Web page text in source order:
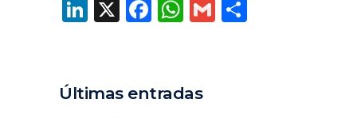
LinkedIn
X Facebook
WhatsApp
Gmail
Últimas entradas